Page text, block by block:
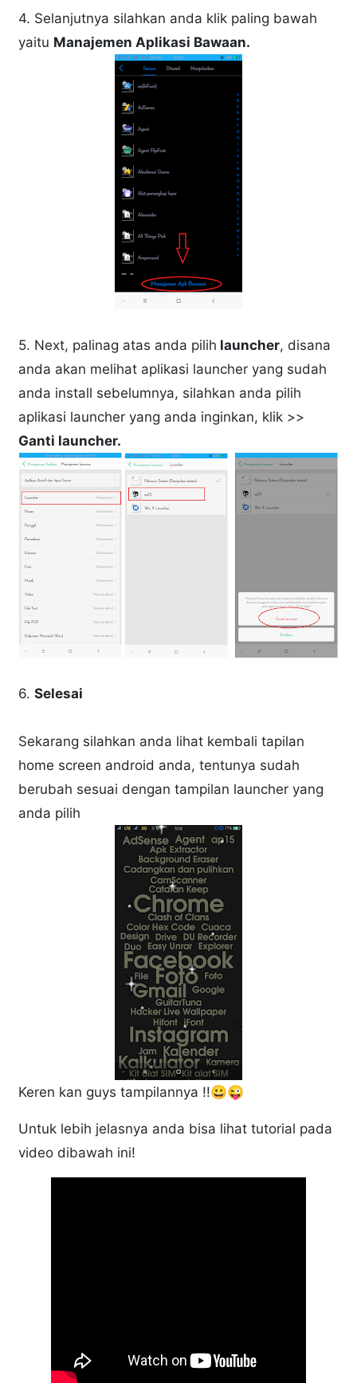
4. Selanjutnya silahkan anda klik paling bawah
yaitu Manajemen Aplikasi Bawaan.
5. Next, palinag atas anda pilih launcher, disana
anda akan melihat aplikasi launcher yang sudah
anda install sebelumnya, silahkan anda pilih
aplikasi launcher yang anda inginkan, klik >>
Ganti launcher.
6.Selesai
Sekarang silahkan anda lihat kembali tapilan
home screen android anda, tentunya sudah
berubah sesuai dengan tampilan launcher yang
anda pilih
Keren kan guys tampilannya !!😀😜
Untuk lebih jelasnya anda bisa lihat tutorial pada
video dibawah ini!